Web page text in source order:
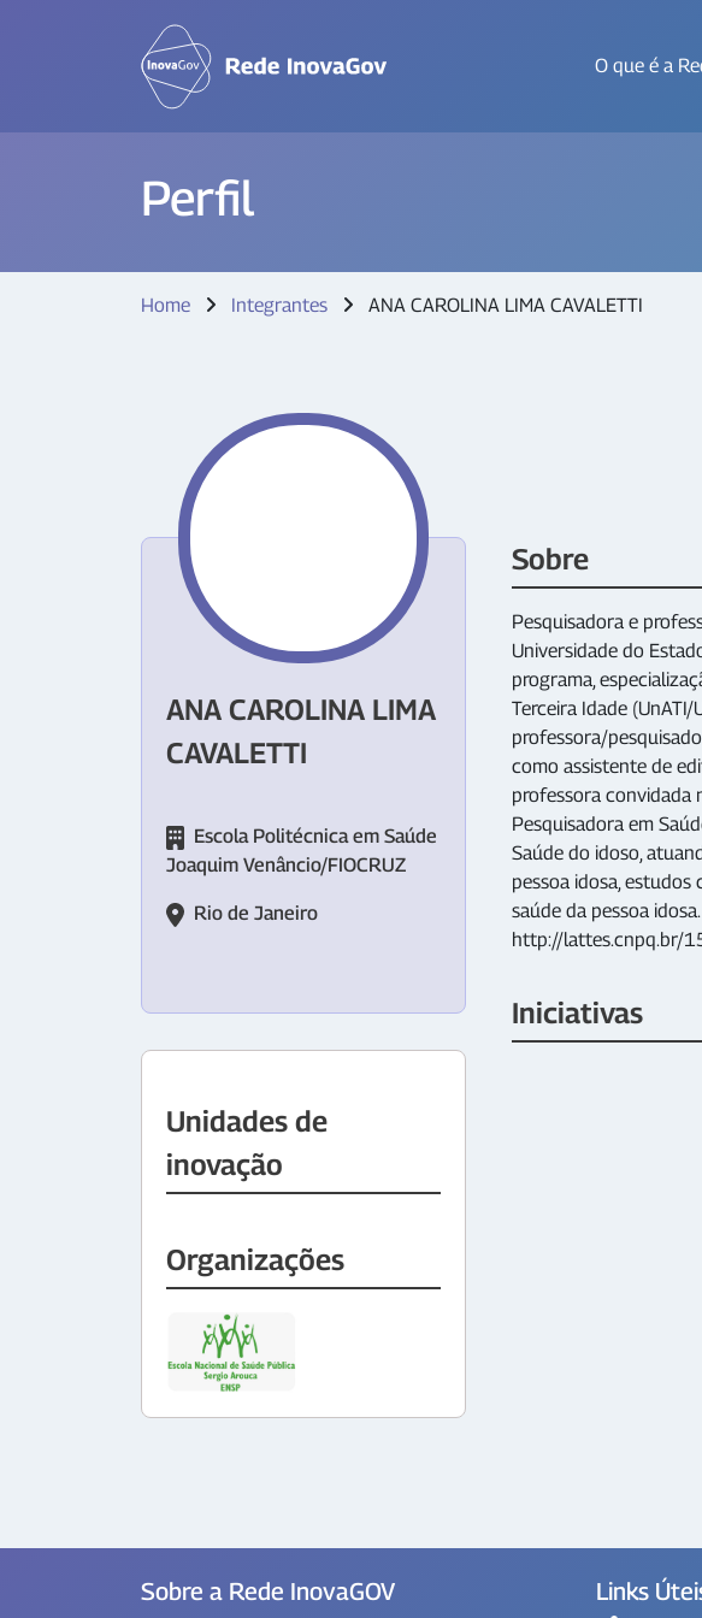
O que é a
Perfil
Home Integrantes ANA CAROLINA LIMA CAVALETTI
ANA CAROLINA LIMA
CAVALETTI
Escola Politécnica em Saúde
Joaquim Venâncio/FIOCRUZ
Rio de Janeiro
Unidades de
inovação
Organizações
Sobre
Pesquisadora e
Universidade do
programa,
Terceira Idade
professora/
como assistente de
professora convidada
Pesquisadora em
Saúde do idoso,
pessoa idosa,
saúde da pessoa
http://lattes.cnpq.br/
Iniciativas
Sobre a Rede InovaGOV Links